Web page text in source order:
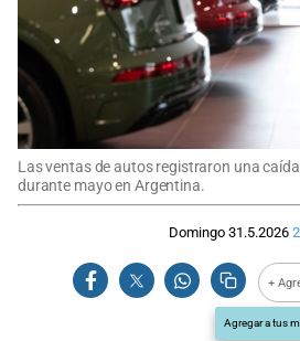
Las ventas de autos registraron una caída
durante mayo en Argentina.
Domingo 31.5.2026
+
Agregar a tus